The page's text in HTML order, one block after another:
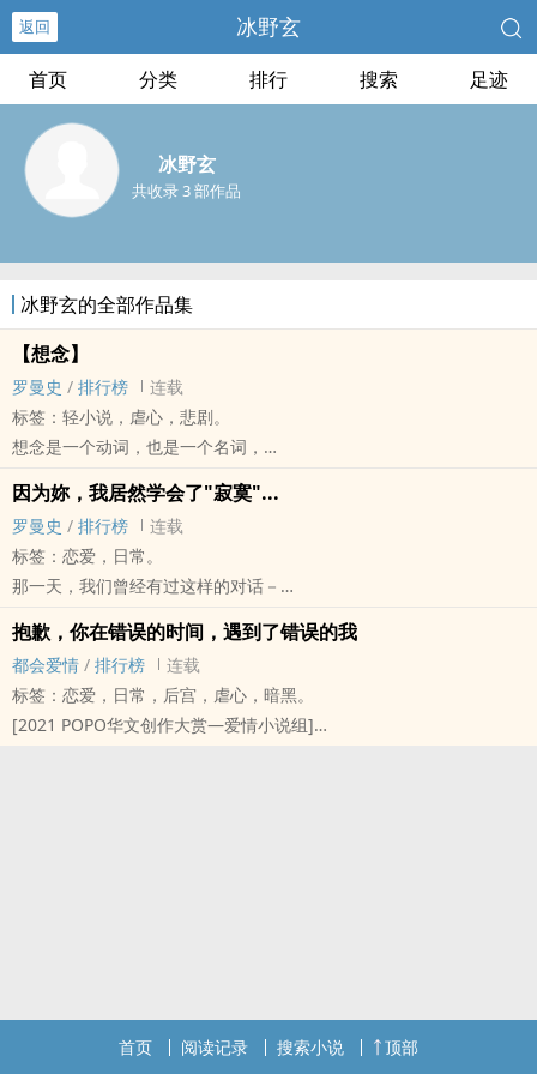
返回 冰野玄
首页 分类 排行 搜索 足迹
冰野玄
共收录 3 部作品
冰野玄的全部作品集
【想念】
罗曼史 / 排行榜
连载
标签：轻小说，虐心，悲剧。
想念是一个动词，也是一个名词，
我们就注定为了他或她，而有了想念的动机--
不管是一秒钟，一分钟，一天或是一年，还是一辈子，
想念，在那动念的瞬间，
两条互相想念的灵魂，就注定有了互相拥抱的命运...
因为妳，我居然学会了"寂寞"...
罗曼史 / 排行榜
连载
标签：恋爱，日常。
那一天，我们曾经有过这样的对话－
「嗯…连芳晨，妳很过份，因为妳，我居然学会了"寂寞"...」
在我到目前为止、不过存在了一年又多几天的生命中，这是最令我印
象深刻的一段对话。
我爱着妳，却又爱着他，这样子的自己、是否显得贪心了些？
抱歉，你在错误的时间，遇到了错误的我
都会爱情 / 排行榜
连载
标签：恋爱，日常，后宫，虐心，暗黑。
[2021 ‌‎‍P‎O‎P‌‌‍O‌华文创作大赏—爱情小说组]
但选择的好与坏、对与错，真的有一定的答案吗?也许，他妈妈看到了
自己儿子的选择之后，可能会指着她儿子的鼻子大骂一顿?也有可能给
首页 阅读记录 搜索小说 顶部